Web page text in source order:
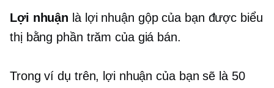
Lợi nhuận là lợi nhuận gộp của bạn được biểu
thị bằng phần trăm của giá bán.
Trong ví dụ trên, lợi nhuận của bạn sẽ là 50